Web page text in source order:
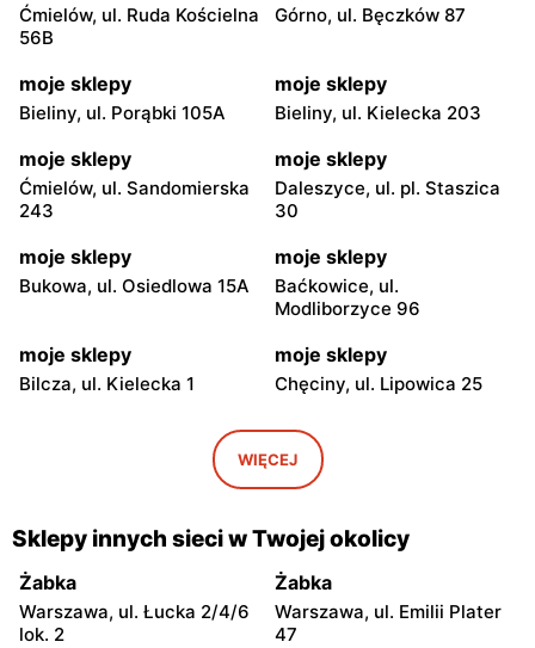
Ćmielów, ul. Ruda Kościelna
56B
Górno, ul. Bęczków 87
moje sklepy
Bieliny, ul. Porąbki 105A
moje sklepy
Bieliny, ul. Kielecka 203
moje sklepy
Ćmielów, ul. Sandomierska
243
moje sklepy
Daleszyce, ul. pl. Staszica
30
moje sklepy
Bukowa, ul. Osiedlowa 15A
moje sklepy
Baćkowice, ul.
Modliborzyce 96
moje sklepy
Bilcza, ul. Kielecka 1
moje sklepy
Chęciny, ul. Lipowica 25
Iwaniska, ul. Ujazdowska 5
moje sklepy
Bogoria, ul. Rynek 30
Gorzyce, ul. Szkolna 44 Grębów, ul. Wydrza 180
moje sklepy
Jadachy, ul. Jadachy 111
moje sklepy
Jeżowe, ul. Zalesie 77
WIĘCEJ
Sklepy innych sieci w Twojej okolicy
Żabka
Warszawa, ul. Łucka 2/4/6
lok. 2
Żabka
Warszawa, ul. Emilii Plater
47